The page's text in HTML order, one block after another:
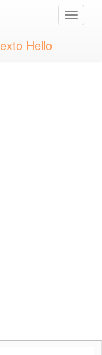
Toggle
Hello